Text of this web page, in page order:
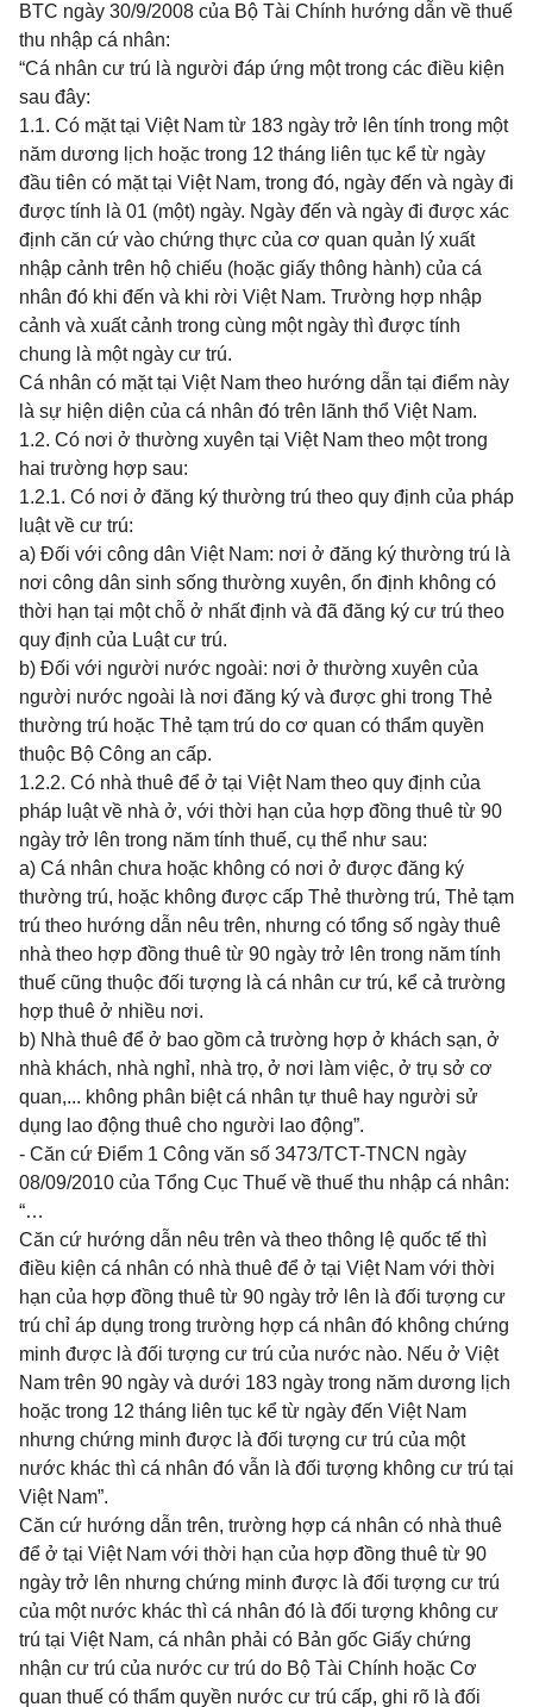
BTC ngày 30/9/2008 của Bộ Tài Chính hướng dẫn về thuế
thu nhập cá nhân:
“Cá nhân cư trú là người đáp ứng một trong các điều kiện
sau đây:
1.1. Có mặt tại Việt Nam từ 183 ngày trở lên tính trong một
năm dương lịch hoặc trong 12 tháng liên tục kể từ ngày
đầu tiên có mặt tại Việt Nam, trong đó, ngày đến và ngày đi
được tính là 01 (một) ngày. Ngày đến và ngày đi được xác
định căn cứ vào chứng thực của cơ quan quản lý xuất
nhập cảnh trên hộ chiếu (hoặc giấy thông hành) của cá
nhân đó khi đến và khi rời Việt Nam. Trường hợp nhập
cảnh và xuất cảnh trong cùng một ngày thì được tính
chung là một ngày cư trú.
Cá nhân có mặt tại Việt Nam theo hướng dẫn tại điểm này
là sự hiện diện của cá nhân đó trên lãnh thổ Việt Nam.
1.2. Có nơi ở thường xuyên tại Việt Nam theo một trong
hai trường hợp sau:
1.2.1. Có nơi ở đăng ký thường trú theo quy định của pháp
luật về cư trú:
a) Đối với công dân Việt Nam: nơi ở đăng ký thường trú là
nơi công dân sinh sống thường xuyên, ổn định không có
thời hạn tại một chỗ ở nhất định và đã đăng ký cư trú theo
quy định của Luật cư trú.
b) Đối với người nước ngoài: nơi ở thường xuyên của
người nước ngoài là nơi đăng ký và được ghi trong Thẻ
thường trú hoặc Thẻ tạm trú do cơ quan có thẩm quyền
thuộc Bộ Công an cấp.
1.2.2. Có nhà thuê để ở tại Việt Nam theo quy định của
pháp luật về nhà ở, với thời hạn của hợp đồng thuê từ 90
ngày trở lên trong năm tính thuế, cụ thể như sau:
a) Cá nhân chưa hoặc không có nơi ở được đăng ký
thường trú, hoặc không được cấp Thẻ thường trú, Thẻ tạm
trú theo hướng dẫn nêu trên, nhưng có tổng số ngày thuê
nhà theo hợp đồng thuê từ 90 ngày trở lên trong năm tính
thuế cũng thuộc đối tượng là cá nhân cư trú, kể cả trường
hợp thuê ở nhiều nơi.
b) Nhà thuê để ở bao gồm cả trường hợp ở khách sạn, ở
nhà khách, nhà nghỉ, nhà trọ, ở nơi làm việc, ở trụ sở cơ
quan,... không phân biệt cá nhân tự thuê hay người sử
dụng lao động thuê cho người lao động”.
- Căn cứ Điểm 1 Công văn số 3473/TCT-TNCN ngày
08/09/2010 của Tổng Cục Thuế về thuế thu nhập cá nhân:
“…
Căn cứ hướng dẫn nêu trên và theo thông lệ quốc tế thì
điều kiện cá nhân có nhà thuê để ở tại Việt Nam với thời
hạn của hợp đồng thuê từ 90 ngày trở lên là đối tượng cư
trú chỉ áp dụng trong trường hợp cá nhân đó không chứng
minh được là đối tượng cư trú của nước nào. Nếu ở Việt
Nam trên 90 ngày và dưới 183 ngày trong năm dương lịch
hoặc trong 12 tháng liên tục kể từ ngày đến Việt Nam
nhưng chứng minh được là đối tượng cư trú của một
nước khác thì cá nhân đó vẫn là đối tượng không cư trú tại
Việt Nam”.
Căn cứ hướng dẫn trên, trường hợp cá nhân có nhà thuê
để ở tại Việt Nam với thời hạn của hợp đồng thuê từ 90
ngày trở lên nhưng chứng minh được là đối tượng cư trú
của một nước khác thì cá nhân đó là đối tượng không cư
trú tại Việt Nam, cá nhân phải có Bản gốc Giấy chứng
nhận cư trú của nước cư trú do Bộ Tài Chính hoặc Cơ
quan thuế có thẩm quyền nước cư trú cấp, ghi rõ là đối